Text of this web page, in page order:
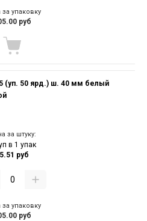
упаковку
руб
(уп. 50 ярд.) ш. 40 мм белый
за штуку:
в 1 упак
руб
упаковку
руб